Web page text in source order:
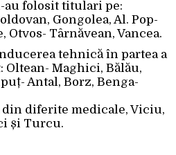
folosit titulari pe:
Gongolea, Al. Pop-
Otvos- Târnăvean, Vancea.
tehnică în partea a
Oltean- Maghici, Bălău,
Antal, Borz, Benga-
diferite medicale, Viciu,
și Turcu.